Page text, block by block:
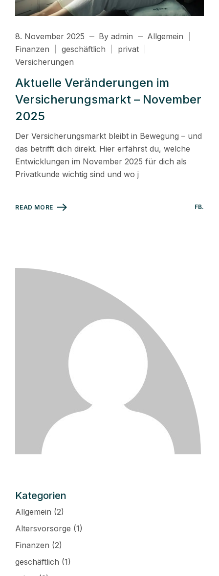
8. November 2025 By admin
Allgemein
Finanzen
geschäftlich
privat
Versicherungen
Aktuelle Veränderungen im
Versicherungsmarkt – November
2025
Der Versicherungsmarkt bleibt in Bewegung – und
das betrifft dich direkt. Hier erfährst du, welche
Entwicklungen im November 2025 für dich als
Privatkunde wichtig sind und wo j
READ MORE FB
Kategorien
Allgemein (2)
Altersvorsorge (1)
Finanzen (2)
geschäftlich (1)